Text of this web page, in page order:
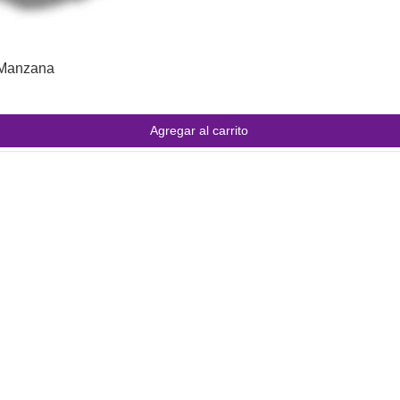
Agregar al carrito